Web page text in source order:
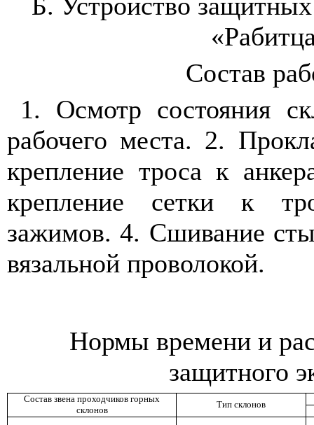
Состав
1. Осмотр состояния
рабочего места. 2.
крепление троса к
крепление сетки к
зажимов. 4. Сшивание
вязальной проволокой.
Нормы времени и
защитного
Состав звена проходчиков горных
склонов
Тип склонов